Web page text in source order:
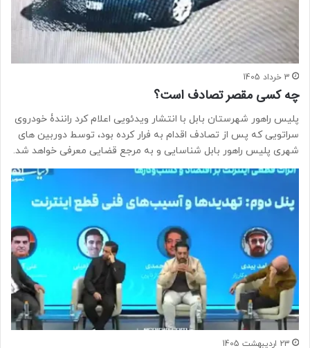
3 خرداد 1405
چه کسی مقصر تصادف است؟
پلیس راهور شهرستان بابل با انتشار ویدئویی اعلام کرد رانندۀ خودروی
سراتویی که پس از تصادف اقدام به فرار کرده بود، توسط دوربین های
شهری پلیس راهور بابل شناسایی و به مرجع قضایی معرفی خواهد شد.
23 اردیبهشت 1405